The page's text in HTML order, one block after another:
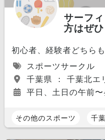
サーフ
方はぜ
初心者、経験者どちら
スポーツサークル
千葉県 ： 千葉北エ
平日、土日の午前〜
その他のスポーツ 千